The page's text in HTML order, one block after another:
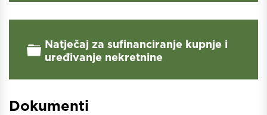
Folder
Natječaj za sufinanciranje kupnje i
uređivanje nekretnine
Dokumenti